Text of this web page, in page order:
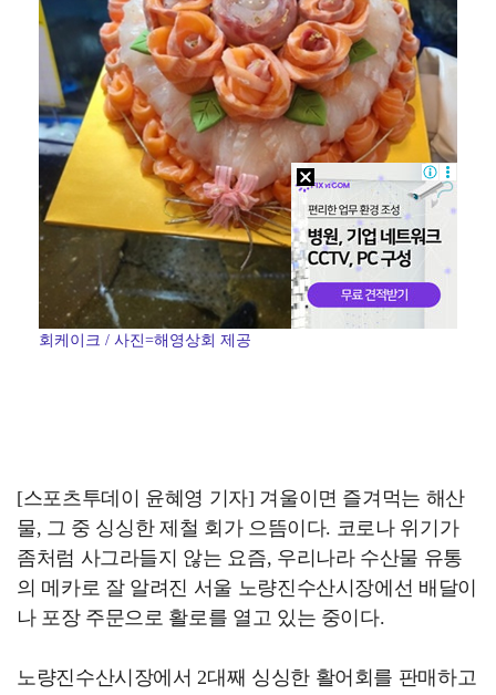
회케이크 / 사진=해영상회 제공
[스포츠투데이 윤혜영 기자] 겨울이면 즐겨먹는 해산
물, 그 중 싱싱한 제철 회가 으뜸이다. 코로나 위기가
좀처럼 사그라들지 않는 요즘, 우리나라 수산물 유통
의 메카로 잘 알려진 서울 노량진수산시장에선 배달이
나 포장 주문으로 활로를 열고 있는 중이다.
노량진수산시장에서 2대째 싱싱한 활어회를 판매하고